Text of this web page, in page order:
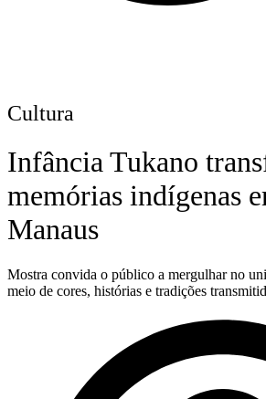
Cultura
Infância Tukano
memórias indígenas
Manaus
Mostra convida o público a mergulhar no
meio de cores, histórias e tradições